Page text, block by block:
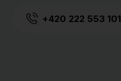
+420 222 553 101